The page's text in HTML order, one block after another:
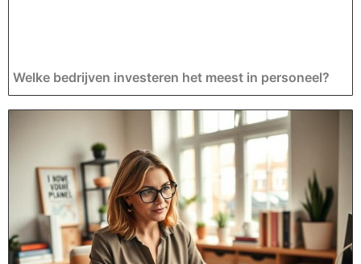
Welke bedrijven investeren het meest in personeel?